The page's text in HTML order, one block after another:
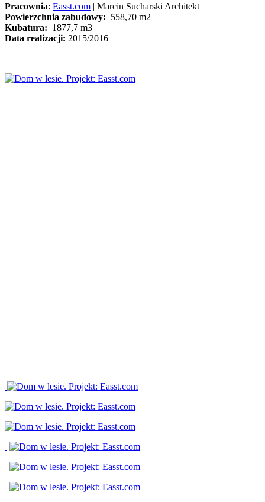
Pracownia: Easst.com | Marcin Sucharski Architekt
Powierzchnia zabudowy: 558,70 m2
Kubatura: 1877,7 m3
Data realizacji: 2015/2016